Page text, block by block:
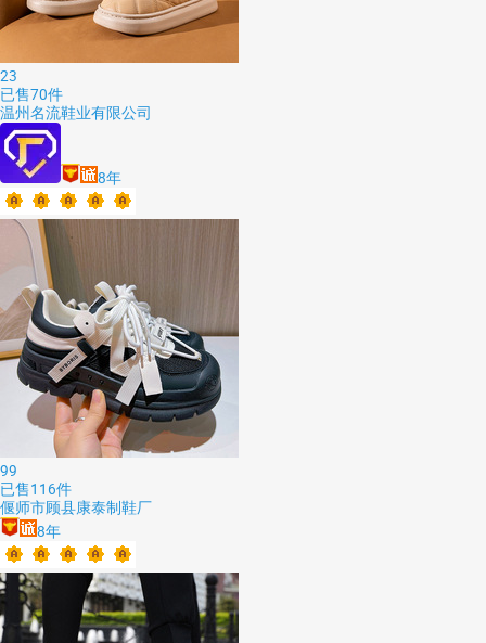
23
已售70件
温州名流鞋业有限公司
8年
99
已售116件
偃师市顾县康泰制鞋厂
8年